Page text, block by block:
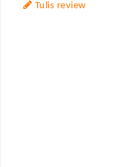
Tulis review